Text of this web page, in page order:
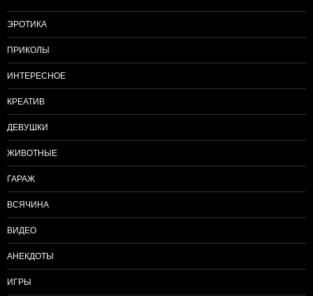
ЭРОТИКА
ПРИКОЛЫ
ИНТЕРЕСНОЕ
КРЕАТИВ
ДЕВУШКИ
ЖИВОТНЫЕ
ГАРАЖ
ВСЯЧИНА
ВИДЕО
АНЕКДОТЫ
ИГРЫ